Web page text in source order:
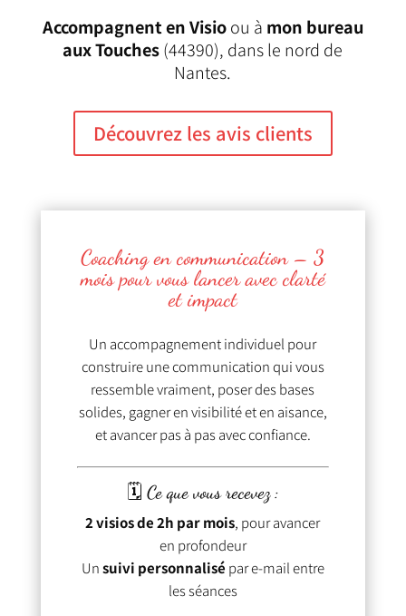
Accompagnent en Visioou à mon bureau
aux Touches(44390), dans le nord de
Nantes.
Découvrez les avis clients
Coaching en communication – 3
mois pour vous lancer avec clarté
et impact
Un accompagnement individuel pour
construire une communication qui vous
ressemble vraiment, poser des bases
solides, gagner en visibilité et en aisance,
et avancer pas à pas avec confiance.
🗓 Ce que vous recevez :
2 visios de 2h par mois, pour avancer
en profondeur
Unsuivi personnalisé par e-mail entre
les séances